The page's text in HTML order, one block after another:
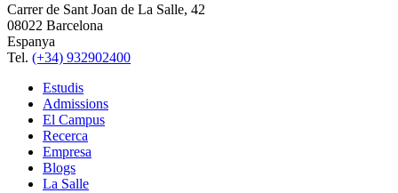
Carrer de Sant Joan de La Salle, 42
08022 Barcelona
Espanya
Tel. (+34) 932902400
Estudis
Admissions
El Campus
Recerca
Empresa
Blogs
La Salle